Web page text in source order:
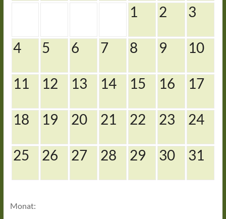
1 2 3
4 5 6 7 8 9 10
11 12 13 14 15 16 17
18 19 20 21 22 23 24
25 26 27 28 29 30 31
Monat: